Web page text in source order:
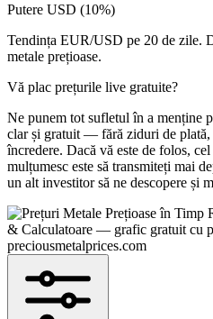
Putere USD (10%)
Tendința EUR/USD pe 20 de zile.
metale prețioase.
Vă plac prețurile live gratuite?
Ne punem tot sufletul în a menține
clar și gratuit — fără ziduri de plată,
încredere. Dacă vă este de folos,
mulțumesc este să transmiteți mai
un alt investitor să ne descopere și